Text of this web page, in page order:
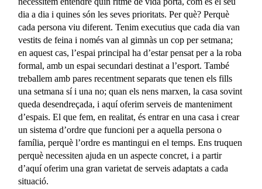
dia a dia i quines són les seves prioritats. Per què? Perquè
cada persona viu diferent. Tenim executius que cada dia van
vestits de feina i només van al gimnàs un cop per setmana;
en aquest cas, l’espai principal ha d’estar pensat per a la roba
formal, amb un espai secundari destinat a l’esport. També
treballem amb pares recentment separats que tenen els fills
una setmana sí i una no; quan els nens marxen, la casa sovint
queda desendreçada, i aquí oferim serveis de manteniment
d’espais. El que fem, en realitat, és entrar en una casa i crear
un sistema d’ordre que funcioni per a aquella persona o
família, perquè l’ordre es mantingui en el temps. Ens truquen
perquè necessiten ajuda en un aspecte concret, i a partir
d’aquí oferim una gran varietat de serveis adaptats a cada
situació.